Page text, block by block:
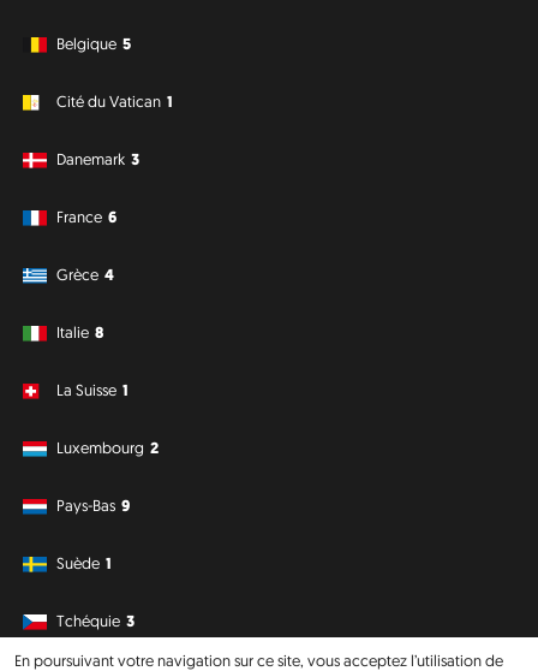
En poursuivant votre navigation sur ce site, vous acceptez l’utilisation de
Belgique 5
Cité du Vatican 1
Danemark 3
France 6
Grèce 4
Italie 8
La Suisse 1
Luxembourg 2
Pays-Bas 9
Suède 1
Tchéquie 3